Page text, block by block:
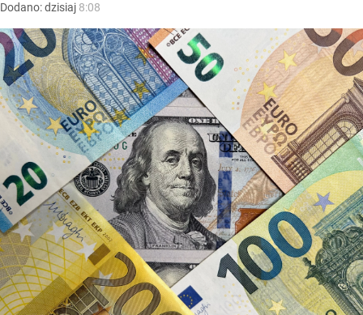
Dodano:dzisiaj 8:08